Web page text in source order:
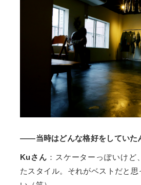
――当時はどんな格好をしていた
Kuさん ：スケーターっぽいけど
たスタイル。それがベストだと